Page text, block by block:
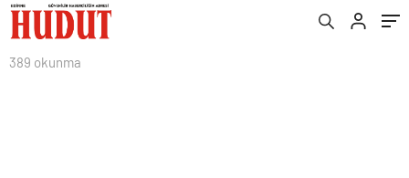
389 okunma